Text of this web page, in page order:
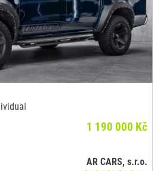
1 190 000 Kč
AR CARS, s.r.o.